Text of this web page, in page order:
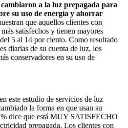
a la luz prepagada para
su uso de energía y ahorrar
que aquellos clientes con
satisfechos y tienen mayores
5 al 14 por ciento. Como resultado
diarias de su cuenta de luz, los
conservadores en su uso de
este estudio de servicios de luz
la forma en que usan su
dice que está MUY SATISFECHO
prepagada. Los clientes con